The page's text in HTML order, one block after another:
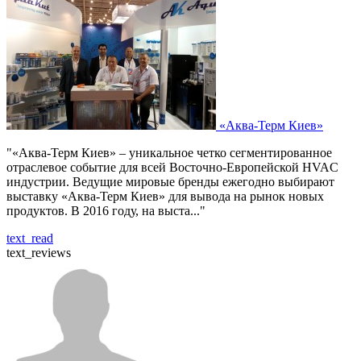
«Аква-Терм Киев»
"«Аква-Терм Киев» – уникальное четко сегментированное
отраслевое событие для всей Восточно-Европейской HVAC
индустрии. Ведущие мировые бренды ежегодно выбирают
выставку «Аква-Терм Киев» для вывода на рынок новых
продуктов. В 2016 году, на выста..."
text_read
text_reviews